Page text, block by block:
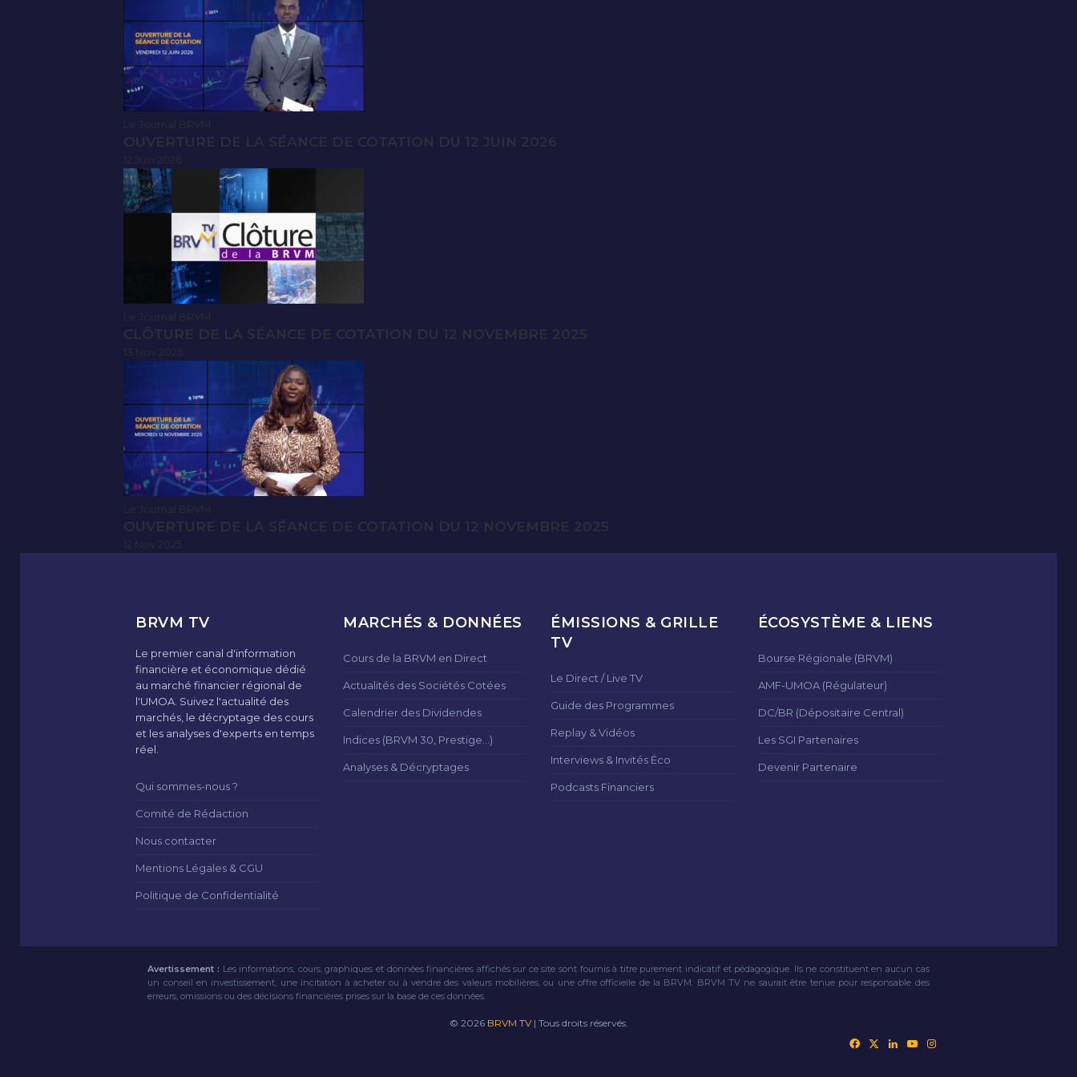
Le Journal BRVM
OUVERTURE DE LA SÉANCE DE COTATION DU 12 JUIN 2026
Le Journal BRVM
CLÔTURE DE LA SÉANCE DE COTATION DU 12 NOVEMBRE 2025
Le Journal BRVM
OUVERTURE DE LA SÉANCE DE COTATION DU 12 NOVEMBRE 2025
BRVM TV
Le premier canal d'information
financière et économique dédié
au marché financier régional de
l'UMOA. Suivez l'actualité des
marchés, le décryptage des cours
et les analyses d'experts en temps
réel.
Qui sommes-nous ?
Comité de Rédaction
Nous contacter
Mentions Légales & CGU
Politique de Confidentialité
MARCHÉS & DONNÉES
Cours de la BRVM en Direct
Actualités des Sociétés Cotées
Calendrier des Dividendes
Indices (BRVM 30, Prestige...)
Analyses & Décryptages
ÉMISSIONS & GRILLE
TV
Le Direct / Live TV
Guide des Programmes
Replay & Vidéos
Interviews & Invités Éco
Podcasts Financiers
ÉCOSYSTÈME & LIENS
Bourse Régionale (BRVM)
AMF-UMOA (Régulateur)
DC/BR (Dépositaire Central)
Les SGI Partenaires
Devenir Partenaire
Avertissement : Les informations, cours, graphiques et données financières affichés sur ce site sont fournis à titre purement indicatif et pédagogique. Ils ne constituent en aucun cas
un conseil en investissement, une incitation à acheter ou à vendre des valeurs mobilières, ou une offre officielle de la BRVM. BRVM TV ne saurait être tenue pour responsable des
erreurs, omissions ou des décisions financières prises sur la base de ces données.
© 2026 BRVM TV| Tous droits réservés.
FacebookLinkedinYouTube